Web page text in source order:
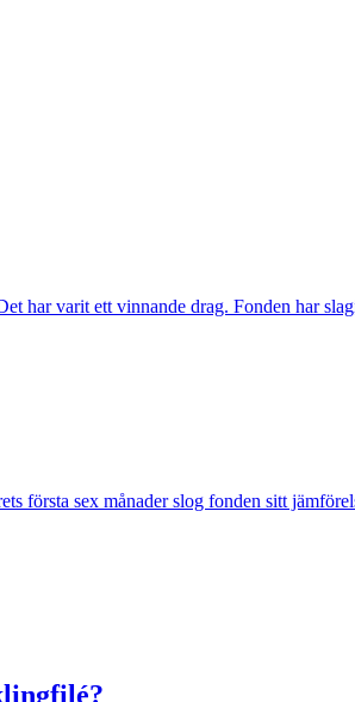
har varit ett vinnande drag. Fonden har
första sex månader slog fonden sitt